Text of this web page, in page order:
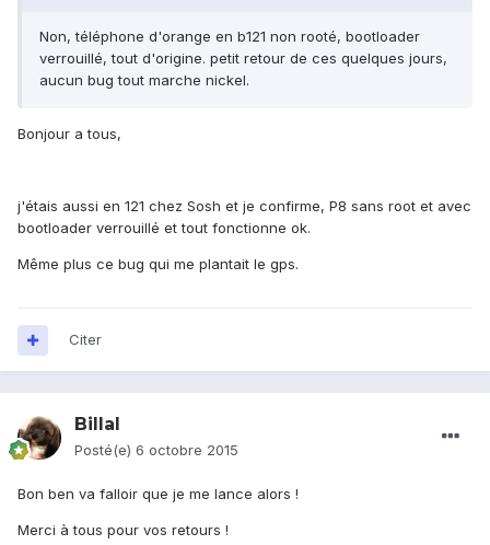
Non, téléphone d'orange en b121 non rooté, bootloader
verrouillé, tout d'origine. petit retour de ces quelques jours,
aucun bug tout marche nickel.
Bonjour a tous,
j'étais aussi en 121 chez Sosh et je confirme, P8 sans root et avec
bootloader verrouillé et tout fonctionne ok.
Même plus ce bug qui me plantait le gps.
Citer
Billal
Posté(e) 6 octobre 2015
Bon ben va falloir que je me lance alors !
Merci à tous pour vos retours !